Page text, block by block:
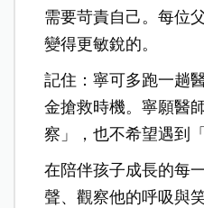
需要苛責自己。每位
變得更敏銳的。
記住：寧可多跑一趟
金搶救時機。寧願醫
察」，也不希望遇到
在陪伴孩子成長的每
聲、觀察他的呼吸與